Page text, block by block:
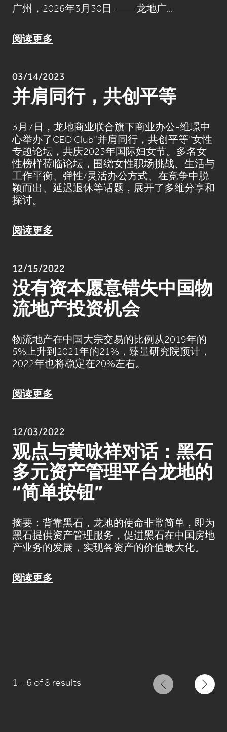
广州，2026年3月30日 —— 龙地广...
阅读更多
03/14/2023
并肩同行，共创平等
3月7日，龙地商业联合旗下商业办公-维璟中
心举办了CEO Club“并肩同行，共创平等”女性
专题论坛，共庆2023年国际妇女节。多名女
性榜样莅临论坛，围绕女性职场挑战、生活与
工作平衡、弹性/灵活办公方式、在竞争中脱
颖而出、延迟退休等话题，展开了多维分享和
探讨。
阅读更多
12/15/2022
没有资本愿意错失中国物
流地产投资机会
物流地产在中国大宗交易的比例从2019年的
5%上升到2021年的21%，臻量研究院预计，
2022年也将稳定在20%左右。
阅读更多
12/03/2022
观点与黄咏祥对话：黑石
多元资产管理平台龙地的
“简单按钮”
摘要：背靠黑石，龙地的使命非常简单，即为
黑石提供资产管理服务，促进黑石在中国房地
产业务的发展，实现各资产的价值最大化。
阅读更多
1 - 6 of 8 results